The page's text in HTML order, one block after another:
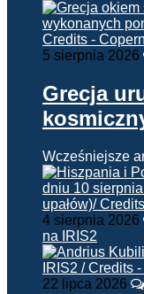
5 sierpnia 2026
Grecja
Wcześniejsze
4 sierpnia 2026
na IRIS2
22 lipca 2026